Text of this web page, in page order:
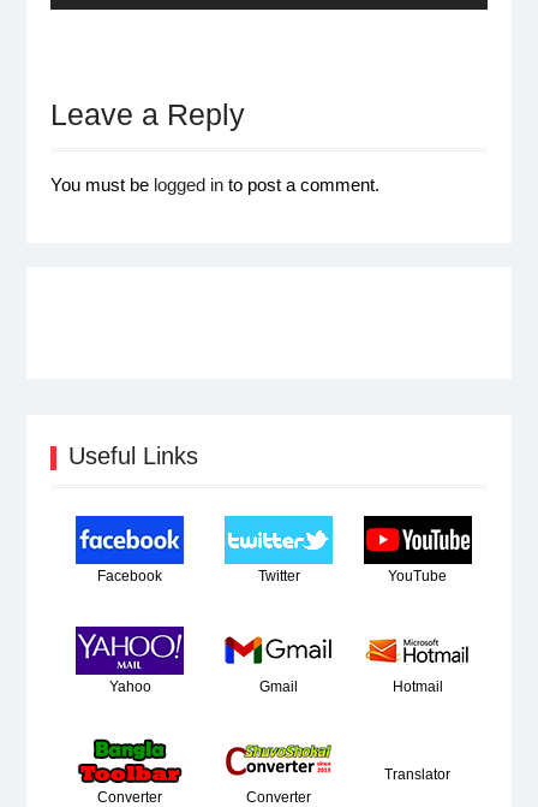
post:
Leave a Reply
You must be logged into post a comment.
Useful Links
Facebook Twitter YouTube
Yahoo Gmail Hotmail
Converter Converter
Translator